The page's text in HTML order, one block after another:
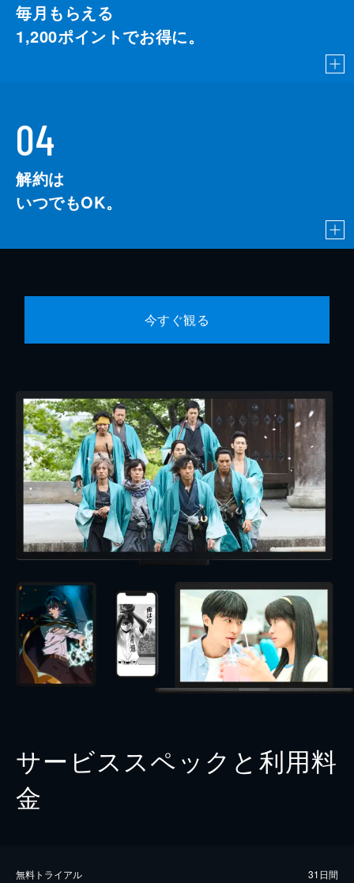
毎月もらえる
1,200ポイントでお得に。
04
解約は
いつでもOK。
今すぐ観る
サービススペックと利用料
金
無料トライアル 31日間